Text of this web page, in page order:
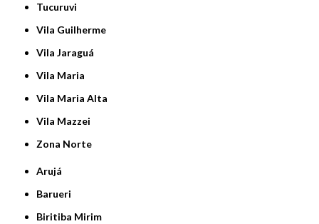
Tucuruvi
Vila Guilherme
Vila Jaraguá
Vila Maria
Vila Maria Alta
Vila Mazzei
Zona Norte
Arujá
Barueri
Biritiba Mirim